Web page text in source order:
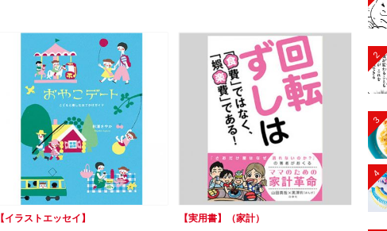
【イラストエッセイ】 【実用書】（家計）
2
3
4